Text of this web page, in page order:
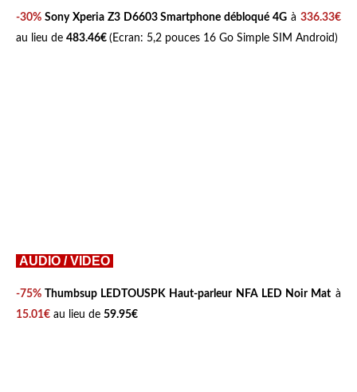
-30% Sony Xperia Z3 D6603 Smartphone débloqué 4G à336.33€
au lieu de 483.46€ (Ecran: 5,2 pouces 16 Go Simple SIM Android)
AUDIO / VIDEO
-75%Thumbsup LEDTOUSPK Haut-parleur NFA LED Noir Mat à
15.01€ au lieu de 59.95€